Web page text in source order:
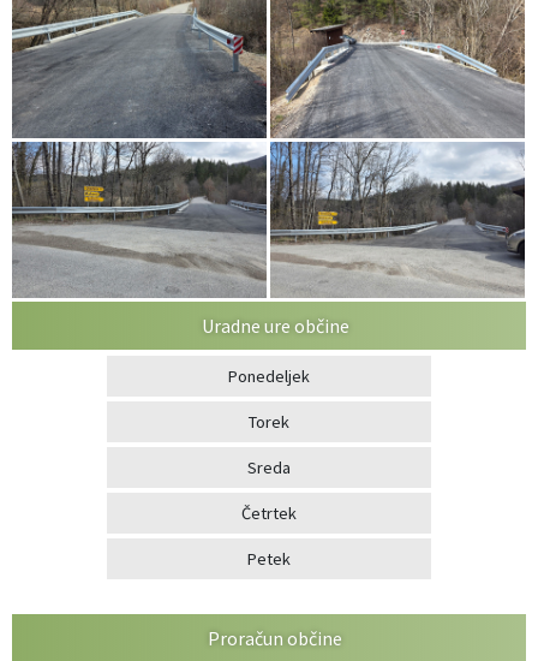
Uradne ure občine
Ponedeljek
Torek
Sreda
Četrtek
Petek
Proračun občine